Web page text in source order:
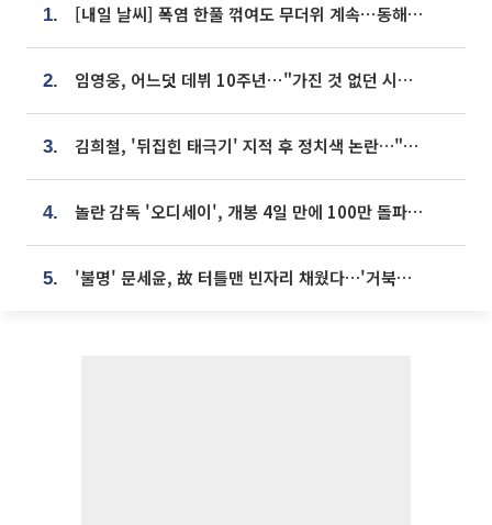
1. [내일 날씨] 폭염 한풀 꺾여도 무더위 계속⋯동해안 이틀 연속 비
2. 임영웅, 어느덧 데뷔 10주년⋯"가진 것 없던 시절, 내 앞엔 20명의 팬뿐"
3. 김희철, '뒤집힌 태극기' 지적 후 정치색 논란…"좌우 떠나 우리나라 국기"
4. 놀란 감독 '오디세이', 개봉 4일 만에 100만 돌파⋯'왕사남' 보다 빠르다
5. '불명' 문세윤, 故 터틀맨 빈자리 채웠다…'거북이' 눈물의 최종 우승